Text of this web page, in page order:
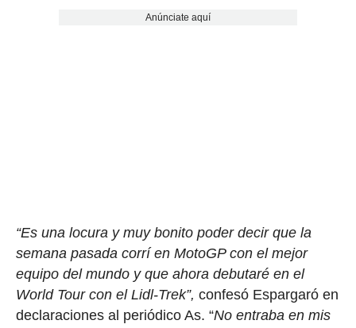
Anúnciate aquí
“Es una locura y muy bonito poder decir que la
semana pasada corrí en MotoGP con el mejor
equipo del mundo y que ahora debutaré en el
World Tour con el Lidl-Trek”, confesó Espargaró en
declaraciones al periódico As. “No entraba en mis